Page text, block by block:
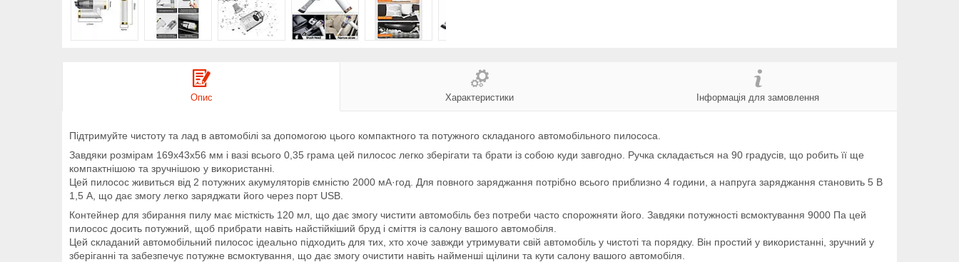
Опис Характеристики Інформація для замовлення
Підтримуйте чистоту та лад в автомобілі за допомогою цього компактного та потужного складаного автомобільного пилососа.
Завдяки розмірам 169x43x56 мм і вазі всього 0,35 грама цей пилосос легко зберігати та брати із собою куди завгодно. Ручка складається на 90 градусів, що робить її ще
компактнішою та зручнішою у використанні.
Цей пилосос живиться від 2 потужних акумуляторів ємністю 2000 мА·год. Для повного заряджання потрібно всього приблизно 4 години, а напруга заряджання становить 5 В
1,5 А, що дає змогу легко заряджати його через порт USB.
Контейнер для збирання пилу має місткість 120 мл, що дає змогу чистити автомобіль без потреби часто спорожняти його. Завдяки потужності всмоктування 9000 Па цей
пилосос досить потужний, щоб прибрати навіть найстійкіший бруд і сміття із салону вашого автомобіля.
Цей складаний автомобільний пилосос ідеально підходить для тих, хто хоче завжди утримувати свій автомобіль у чистоті та порядку. Він простий у використанні, зручний у
зберіганні та забезпечує потужне всмоктування, що дає змогу очистити навіть найменші щілини та кути салону вашого автомобіля.